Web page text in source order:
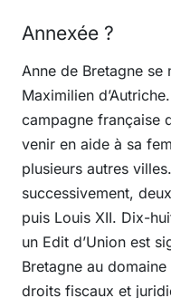
Annexée ?
Anne de Bretagne se
Maximilien
campagne française
venir en aide à sa
plusieurs autres
successivement,
puis Louis XII. Dix-
un Edit d’Union est
Bretagne au
droits fiscaux et